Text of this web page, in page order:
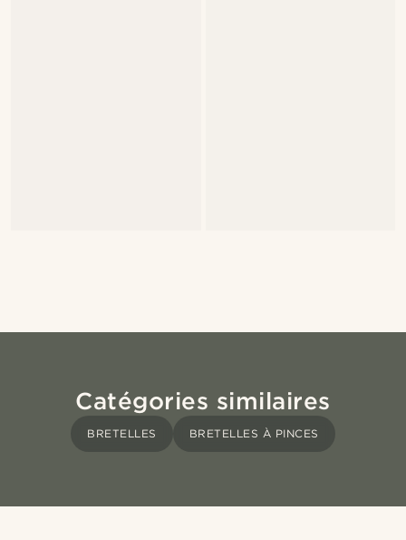
Catégories similaires
BRETELLES BRETELLES À PINCES